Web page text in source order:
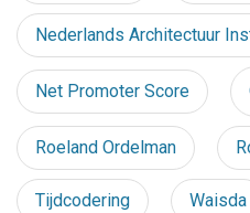
Nederlands Architectuur
Net Promoter Score
Roeland Ordelman
Tijdcodering Waisda